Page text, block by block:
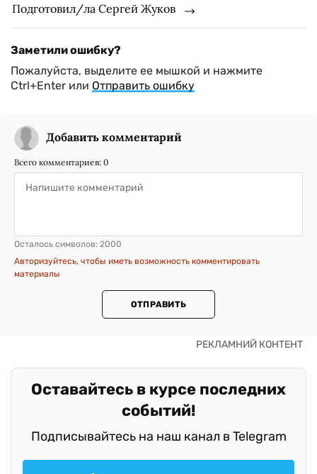
Подготовил/ла Сергей Жуков
Заметили ошибку?
Пожалуйста, выделите ее мышкой и нажмите
Ctrl+Enter или Отправить ошибку
Добавить комментарий
Всего комментариев: 0
Осталось символов: 2000
Авторизуйтесь, чтобы иметь возможность комментировать
материалы
ОТПРАВИТЬ
Оставайтесь в курсе последних
событий!
Подписывайтесь на наш канал в Telegram